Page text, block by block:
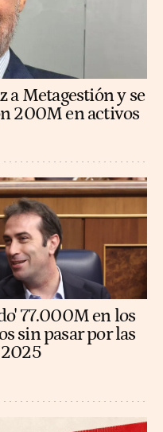
a Metagestión y se
200M en activos
77.000M en los
sin pasar por las
2025